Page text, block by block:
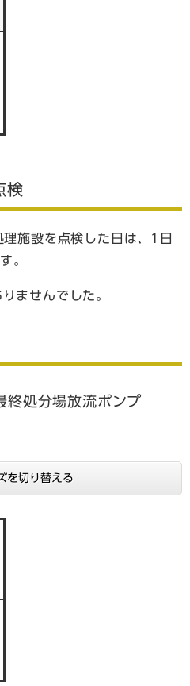
検
施設を点検した日は、1日
。
ませんでした。
終処分場放流ポンプ
を切り替える